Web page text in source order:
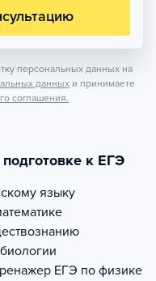
персональных данных на
данных и принимаете
соглашения.
к ЕГЭ
языку
ЕГЭ по физике